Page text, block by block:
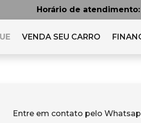
Horário de atendimento:
VENDA SEU CARRO
Entre em contato pelo